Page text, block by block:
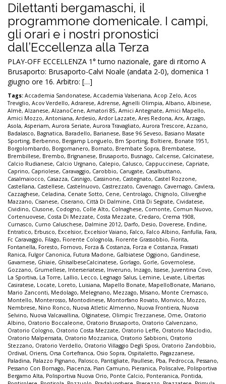
Dilettanti bergamaschi, il
programmone domenicale. I campi,
gli orari e i nostri pronostici
dall’Eccellenza alla Terza
PLAY-OFF ECCELLENZA 1° turno nazionale, gare di ritorno A
Brusaporto: Brusaporto-Calvi Noale (andata 2-0), domenica 1
giugno ore 16. Arbitro: […]
Tags: Accademia Sandonatese, Accademia Valseriana, Acop Zelo, Acos
Treviglio, Acov Verdello, Adrarese, Adrense, Agnelli Olimpia, Albano, Albinese,
Almè, Alzanese, AlzanoCene, Amatori 85, Amici Antegnate, Amici Mapello,
Amici Mozzo, Antoniana, Ardesio, Ardor Lazzate, Ares Redona, Arx, Arzago,
Asola, Asperiam, Aurora Seriate, Aurora Travagliato, Aurora Trescore, Azzano,
Badalasco, Bagnatica, Baradello, Barianese, Base 96 Seveso, Basiano Masate
Sporting, Berbenno, Bergamp Longuelo, Bm Sporting, Boltiere, Bonate 1951,
Borgolombardo, Borgomanero, Bornato, Brembate Sopra, Brembatese,
Brembillese, Brembo, Brignanese, Brusaporto, Busnago, Calcense, Calcinatese,
Calcio Rudianese, Calcio Urgnano, Calepio, Calusco, Cappuccinese, Capriate,
Caprino, Capriolese, Caravaggio, Carobbio, Carugate, Casalbuttano,
Casalmaiocco, Casazza, Casnigo, Cassinone, Castegnato, Castel Rozzone,
Castellana, Castellese, Castelnuovo, Castrezzato, Cavenago, Cavernago, Cavlera,
Cazzaghese, Celadina, Cenate Sotto, Cene, Centrolago, Chignolo, Ciliverghe
Mazzano, Cisanese, Ciserano, Città Di Dalmine, Città Di Segrate, Cividatese,
Cividino, Clusone, Codogno, Colle Alto, Colnaghese, Comonte, Comun Nuovo,
Cortenuovese, Costa Di Mezzate, Costa Mezzate, Credaro, Crema 1908,
Curnasco, Curno Caluschese, Dalmine 2012, Darfo, Desio, Doverese, Endine,
Entratico, Erbusco, Excelsior, Excelsior Vaiano, Falco, Falco Albino, Fanfulla, Fara,
Fc Caravaggio, Filago, Fiorente Colognola, Fiorente Grassobbio, Fiorita,
Fontanella, Foresto, Fornovo, Forza & Costanza, Forza e Costanza, Frassati
Ranica, Fulgor Canonica, Futura Madone, Galbiatese Oggiono, Gandinese,
Gavarnese, Ghiaie, GhisalbeseCalcinatese, Gorlago, Gorle, Governolese,
Gozzano, Grumellese, Interseriatese, Inveruno, Inzago, Issese, Juventina Covo,
La Sportiva, La Torre, Lallio, Lecco, Legnago Salus, Lemine, Levate, Libertas
Casiratese, Locate, Loreto, Luisiana, Mapello Bonate, MapelloBonate, Mariano,
Mario Zanconti, Medolago, Melegnano, Mezzago, Misano, Monte Cremasco,
Montello, Monterosso, Montodinese, Montorfano Rovato, Monvico, Mozzo,
Nembrese, Nino Ronco, Nuova Atletic Almenno, Nuova Frontiera, Nuova
Selvino, Nuova Valcavallina, Olginatese, Olimpic Trezzanese, Ome, Oratorio
Albino, Oratorio Boccaleone, Oratorio Brusaporto, Oratorio Calvenzano,
Oratorio Cologno, Oratorio Costa Mezzate, Oratorio Leffe, Oratorio Maclodio,
Oratorio Malpensata, Oratorio Mozzanica, Oratorio Sabbioni, Oratorio
Stezzano, Oratorio Verdello, Oratorio Villaggio Degli Sposi, Oratorio Zandobbio,
Ordival, Oriens, Orsa Cortefranca, Osio Sopra, Ospitaletto, Pagazzanese,
Paladina, Palazzo Pignano, Palosco, Pantigliate, Paullese, Pba, Pedrocca, Pessano,
Pessano Con Bornago, Piacenza, Pian Camuno, Pieranica, Poliscalve, Polisportiva
Bergamo Alta, Polisportiva Nuova Orio, Ponte Calcio, Ponteranica, Pontida,